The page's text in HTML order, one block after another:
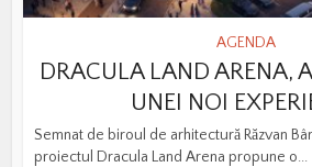
AGENDA
DRACULA LAND ARENA,
UNEI NOI
Semnat de biroul de arhitectură Răzvan
proiectul Dracula Land Arena propune o...